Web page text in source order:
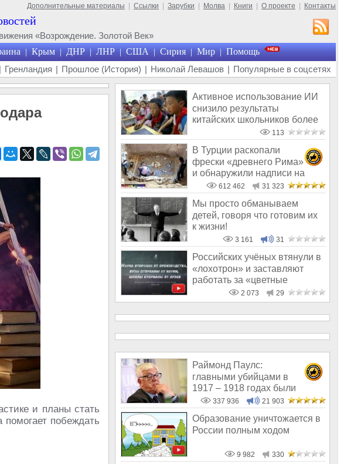
Дополнительные материалы Ссылки Зарубки Молва Книги О проекте Контакты
«Возрождение. Золотой Век»
| Крым | ДНР | ЛНР | США | Сирия | Мир | Помощь
| Гренландия | Прошлое (История) | Николай Левашов | Популярные в соцсетях
и планы стать
побеждать
Активное использование ИИ
снизило результаты
китайских школьников более
113
В Турции раскопали
фрески «древнего Рима»
и обнаружили надписи на
Русском!612 462 31 323
Мы просто обманываем
детей, говоря что готовим их
к жизни!
3 161 31
Российских учёных втянули в
«лохотрон» и заставляют
работать за «цветные
стёклышки»2 073 29
Раймонд Паулс:
главными убийцами в
1917 – 1918 годах были
латыши и евреи, а не русс
337 936 21 903
Образование уничтожается в
России полным ходом
9 982 330